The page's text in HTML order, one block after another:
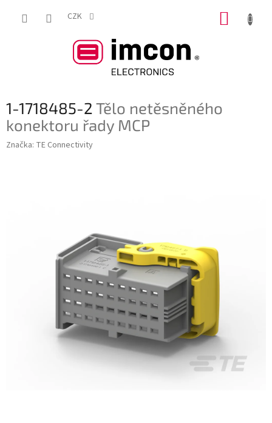
CZK
1-1718485-2Tělo netěsněného
konektoru řady MCP
Značka: TE Connectivity